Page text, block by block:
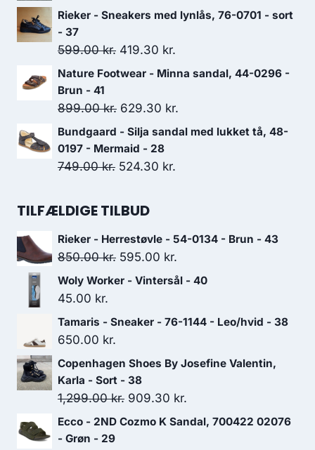
490.00 kr..
oprindelige
var:
899.00 kr..
aktuelle
629.30 kr..
Rieker - Sneakers med lynlås, 76-0701 - sort
- 37
599.00kr. Den
oprindelige
var:
599.00 kr..
419.30 kr.
aktuelle
er:
419.30 kr..
Nature Footwear - Minna sandal, 44-0296 -
Brun - 41
899.00kr. Den
oprindelige
pris
var:
629.30 kr.
aktuelle
Bundgaard - Silja sandal med lukket tå, 48-
0197 - Mermaid - 28
749.00kr. Den
pris
749.00 kr..
524.30 kr.
524.30 kr..
TILFÆLDIGE TILBUD
Rieker - Herrestøvle - 54-0134 - Brun - 43
850.00kr. Den
oprindelige
595.00 kr.
aktuelle
Woly Worker - Vintersål - 40
45.00 kr.
Tamaris - Sneaker - 76-1144 - Leo/hvid - 38
650.00 kr.
Copenhagen Shoes By Josefine Valentin,
Karla - Sort - 38
1,299.00kr. Den
oprindelige
909.30 kr.
aktuelle
Ecco - 2ND Cozmo K Sandal, 700422 02076
- Grøn - 29